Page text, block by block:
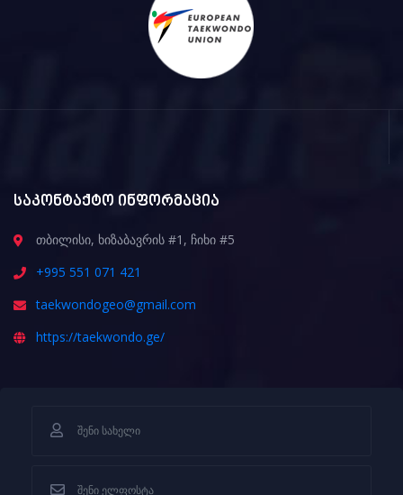
საკონტაქტო ინფორმაცია
თბილისი, ხიზაბავრის #1, ჩიხი #5
+995 551 071 421
taekwondogeo@gmail.com
https://taekwondo.ge/